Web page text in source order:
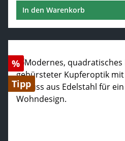
In den Warenkorb
Rabatt
%
Tipp